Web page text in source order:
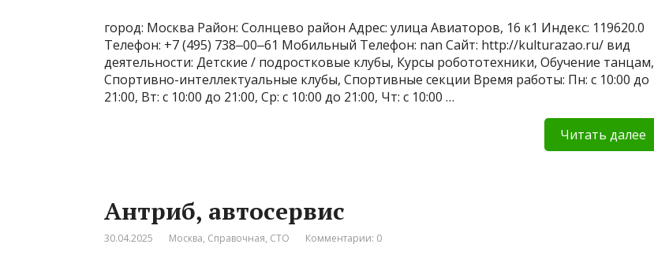
город: Москва Район: Солнцево район Адрес: улица Авиаторов, 16 к1 Индекс: 119620.0
Телефон: +7 (495) 738‒00‒61 Мобильный Телефон: nan Сайт: http://kulturazao.ru/ вид
деятельности: Детские / подростковые клубы, Курсы робототехники, Обучение танцам,
Спортивно-интеллектуальные клубы, Спортивные секции Время работы: Пн: с 10:00 до
21:00, Вт: с 10:00 до 21:00, Ср: с 10:00 до 21:00, Чт: с 10:00 …
Читать далее
Антриб, автосервис
30.04.2025 Москва, Справочная, СТО Комментарии: 0